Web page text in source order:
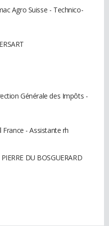
Agro Suisse - Technico-
Générale des Impôts -
- Assistante rh
DU BOSGUERARD